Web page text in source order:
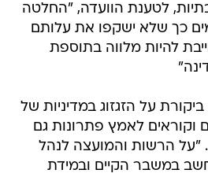
לטענת הוועדה, "החלטה
כך שלא ישקפו את עלותם
להיות מלווה בתוספת
על הזגזוג במדיניות של
לאמץ פתרונות גם
"על הרשות והמועצה לנהל
במשבר הקיים ובמידת